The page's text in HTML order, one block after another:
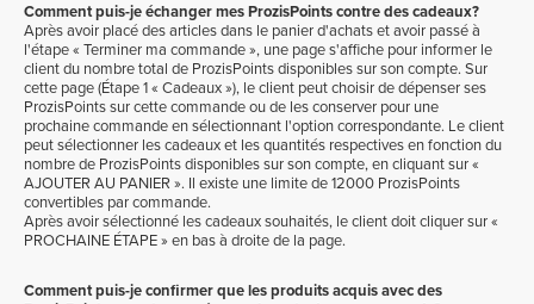
Comment puis-je échanger mes ProzisPoints contre des cadeaux?
Après avoir placé des articles dans le panier d'achats et avoir passé à
l'étape « Terminer ma commande », une page s'affiche pour informer le
client du nombre total de ProzisPoints disponibles sur son compte. Sur
cette page (Étape 1 « Cadeaux »), le client peut choisir de dépenser ses
ProzisPoints sur cette commande ou de les conserver pour une
prochaine commande en sélectionnant l'option correspondante. Le client
peut sélectionner les cadeaux et les quantités respectives en fonction du
nombre de ProzisPoints disponibles sur son compte, en cliquant sur «
AJOUTER AU PANIER ». Il existe une limite de12000 ProzisPoints
convertibles par commande.
Après avoir sélectionné les cadeaux souhaités, le client doit cliquer sur «
PROCHAINE ÉTAPE » en bas à droite de la page.
Comment puis-je confirmer que les produits acquis avec des